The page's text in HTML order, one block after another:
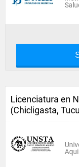
Licenciatura en
(Chicligasta,